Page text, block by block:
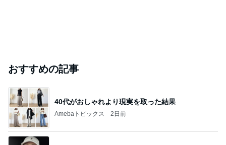
おすすめの記事
40代がおしゃれより現実を取った結果
Amebaトピックス 2日前